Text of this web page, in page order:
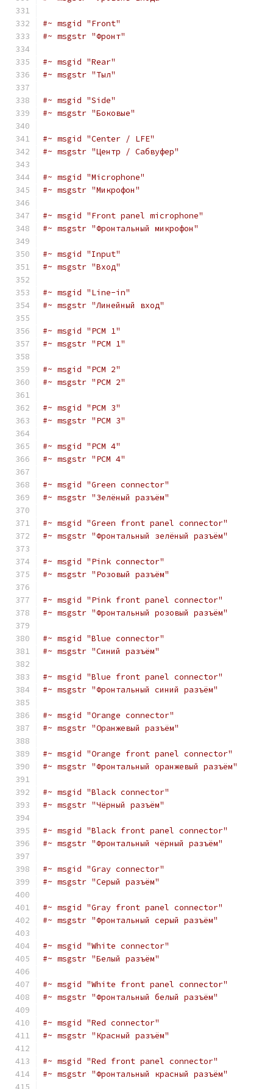
#~ msgid "Front"
#~ msgstr "Фронт"
#~ msgid "Rear"
#~ msgstr "Тыл"
#~ msgid "Side"
#~ msgstr "Боковые"
#~ msgid "Center / LFE"
#~ msgstr "Центр / Сабвуфер"
#~ msgid "Microphone"
#~ msgstr "Микрофон"
#~ msgid "Front panel microphone"
#~ msgstr "Фронтальный микрофон"
#~ msgid "Input"
#~ msgstr "Вход"
#~ msgid "Line-in"
#~ msgstr "Линейный вход"
#~ msgid "PCM 1"
#~ msgstr "PCM 1"
#~ msgid "PCM 2"
#~ msgstr "PCM 2"
#~ msgid "PCM 3"
#~ msgstr "PCM 3"
#~ msgid "PCM 4"
#~ msgstr "PCM 4"
#~ msgid "Green connector"
#~ msgstr "Зелёный разъём"
#~ msgid "Green front panel connector"
#~ msgstr "Фронтальный зелёный разъём"
#~ msgid "Pink connector"
#~ msgstr "Розовый разъём"
#~ msgid "Pink front panel connector"
#~ msgstr "Фронтальный розовый разъём"
#~ msgid "Blue connector"
#~ msgstr "Синий разъём"
#~ msgid "Blue front panel connector"
#~ msgstr "Фронтальный синий разъём"
#~ msgid "Orange connector"
#~ msgstr "Оранжевый разъём"
#~ msgid "Orange front panel connector"
#~ msgstr "Фронтальный оранжевый разъём"
#~ msgid "Black connector"
#~ msgstr "Чёрный разъём"
#~ msgid "Black front panel connector"
#~ msgstr "Фронтальный чёрный разъём"
#~ msgid "Gray connector"
#~ msgstr "Серый разъём"
#~ msgid "Gray front panel connector"
#~ msgstr "Фронтальный серый разъём"
#~ msgid "White connector"
#~ msgstr "Белый разъём"
#~ msgid "White front panel connector"
#~ msgstr "Фронтальный белый разъём"
#~ msgid "Red connector"
#~ msgstr "Красный разъём"
#~ msgid "Red front panel connector"
#~ msgstr "Фронтальный красный разъём"